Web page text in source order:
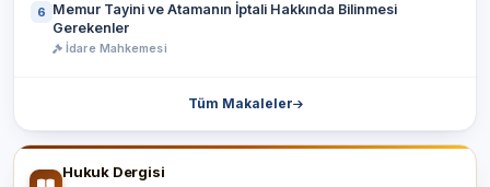
6 Memur Tayini ve Atamanın İptali Hakkında Bilinmesi
Gerekenler
İdare Mahkemesi
Tüm Makaleler
Hukuk Dergisi